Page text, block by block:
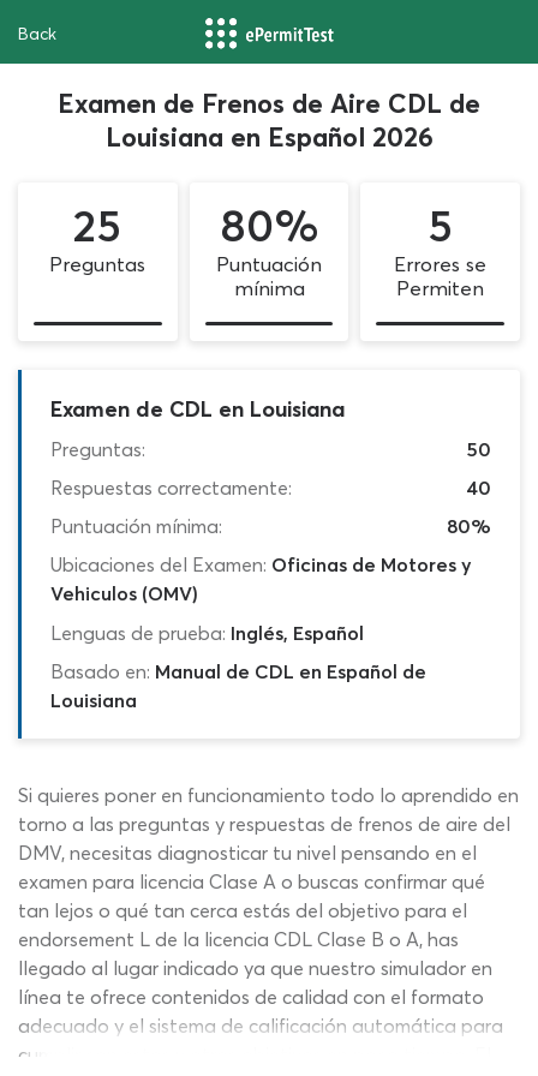
Back
Examen de Frenos de Aire CDL de
Louisiana en Español 2026
25
Preguntas
80%
Puntuación
mínima
5
Errores se
Permiten
Examen de CDL en Louisiana
Preguntas:
50
Respuestas correctamente:
40
Puntuación mínima:
80%
Ubicaciones del Examen: Oficinas de Motores y
Vehiculos (OMV)
Lenguas de prueba: Inglés, Español
Basado en: Manual de CDL en Español de
Louisiana
Si quieres poner en funcionamiento todo lo aprendido en
torno a las preguntas y respuestas de frenos de aire del
DMV, necesitas diagnosticar tu nivel pensando en el
examen para licencia Clase A o buscas confirmar qué
tan lejos o qué tan cerca estás del objetivo para el
endorsement L de la licencia CDL Clase B o A, has
llegado al lugar indicado ya que nuestro simulador en
línea te ofrece contenidos de calidad con el formato
adecuado y el sistema de calificación automática para
cumplir con estos y otros objetivos en poco tiempo. El